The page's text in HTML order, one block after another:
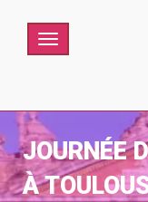
Menu
JOURNÉE
À